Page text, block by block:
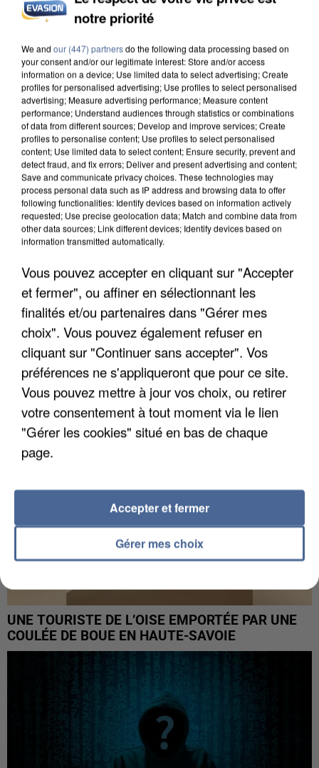
L’UN DES FONDATEURS SUPPOSÉS DE LA DZ
MAFIA INTERPELLÉ EN ALGÉRIE
UN SECOND CADRE DE LA DZ MAFIA
INTERPELLÉ EN ALGÉRIE
UNE TOURISTE DE L’OISE EMPORTÉE PAR UNE
COULÉE DE BOUE EN HAUTE-SAVOIE
notre priorité
We and our (447) partnersdo the following data processing based on
your consent and/or our legitimate interest: Store and/or access
information on a device; Use limited data to select advertising; Create
profiles for personalised advertising; Use profiles to select personalised
advertising; Measure advertising performance; Measure content
performance; Understand audiences through statistics or combinations
of data from different sources; Develop and improve services; Create
profiles to personalise content; Use profiles to select personalised
content; Use limited data to select content; Ensure security, prevent and
detect fraud, and fix errors; Deliver and present advertising and content;
Save and communicate privacy choices. These technologies may
process personal data such as IP address and browsing data to offer
following functionalities: Identify devices based on information actively
requested; Use precise geolocation data; Match and combine data from
other data sources; Link different devices; Identify devices based on
information transmitted automatically.
Vous pouvez accepter en cliquant sur "Accepter
et fermer", ou affiner en sélectionnant les
finalités et/ou partenaires dans "Gérer mes
choix". Vous pouvez également refuser en
cliquant sur "Continuer sans accepter". Vos
préférences ne s'appliqueront que pour ce site.
Vous pouvez mettre à jour vos choix, ou retirer
votre consentement à tout moment via le lien
"Gérer les cookies" situé en bas de chaque
page.
Gérer mes choix
Accepter et fermer